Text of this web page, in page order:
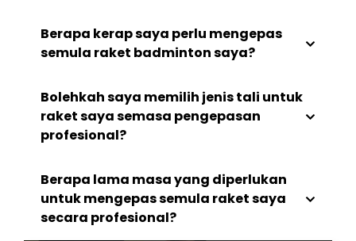
Berapa kerap saya perlu mengepas
semula raket badminton saya?
Bolehkah saya memilih jenis tali untuk
raket saya semasa pengepasan
profesional?
Berapa lama masa yang diperlukan
untuk mengepas semula raket saya
secara profesional?